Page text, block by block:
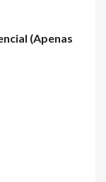
(Apenas